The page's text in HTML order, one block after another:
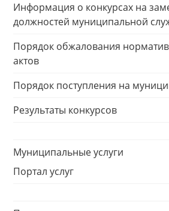
Информация о конкурсах на
должностей муниципальной
Порядок обжалования
актов
Порядок поступления на
Результаты конкурсов
Муниципальные услуги
Портал услуг